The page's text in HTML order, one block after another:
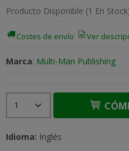
Producto Disponible (1 En
Costes de envío Ver
Marca: Multi-Man Publishing
Idioma: Inglés